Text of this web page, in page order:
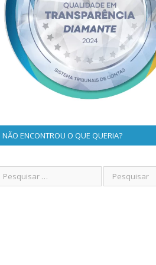
NÃO ENCONTROU O QUE QUERIA?